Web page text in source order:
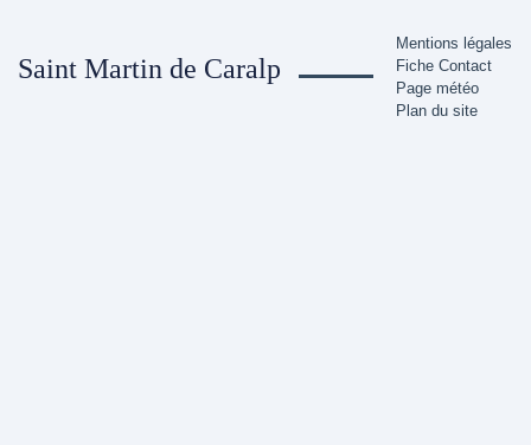
Saint Martin de Caralp
Mentions légales
Fiche Contact
Page météo
Plan du site